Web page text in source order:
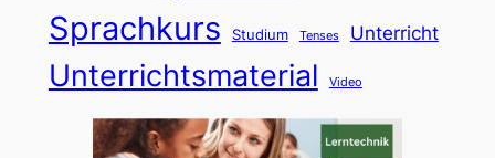
Sprachkurs
Studium Tenses Unterricht
Unterrichtsmaterial Video